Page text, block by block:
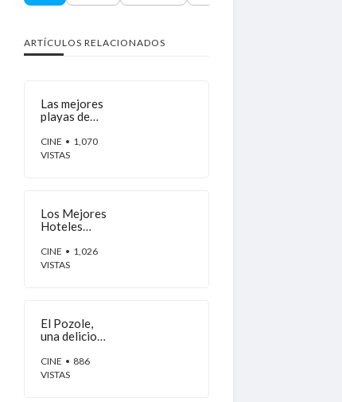
ARTÍCULOS RELACIONADOS
Las mejores
playas de
para
disfrutar del
CINE • 1,070
VISTAS
Los Mejores
Hoteles
en Acapulco
para
Demasiado
CINE • 1,026
VISTAS
El Pozole,
una deliciosa
Acapulco
CINE • 886
VISTAS